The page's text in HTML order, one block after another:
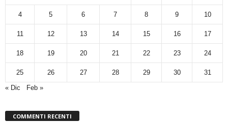
4 5 6 7 8 9 10
11 12 13 14 15 16 17
18 19 20 21 22 23 24
25 26 27 28 29 30
31
« Dic
Feb »
COMMENTI RECENTI